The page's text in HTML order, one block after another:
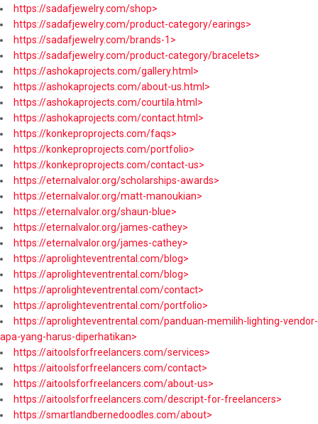
https://sadafjewelry.com/shop>
https://sadafjewelry.com/product-category/earings>
https://sadafjewelry.com/brands-1>
https://sadafjewelry.com/product-category/bracelets>
https://ashokaprojects.com/gallery.html>
https://ashokaprojects.com/about-us.html>
https://ashokaprojects.com/courtila.html>
https://ashokaprojects.com/contact.html>
https://konkeproprojects.com/faqs>
https://konkeproprojects.com/portfolio>
https://konkeproprojects.com/contact-us>
https://eternalvalor.org/scholarships-awards>
https://eternalvalor.org/matt-manoukian>
https://eternalvalor.org/shaun-blue>
https://eternalvalor.org/james-cathey>
https://eternalvalor.org/james-cathey>
https://aprolighteventrental.com/blog>
https://aprolighteventrental.com/blog>
https://aprolighteventrental.com/contact>
https://aprolighteventrental.com/portfolio>
https://aprolighteventrental.com/panduan-memilih-lighting-vendor-
apa-yang-harus-diperhatikan>
https://aitoolsforfreelancers.com/services>
https://aitoolsforfreelancers.com/contact>
https://aitoolsforfreelancers.com/about-us>
https://aitoolsforfreelancers.com/descript-for-freelancers>
https://smartlandbernedoodles.com/about>